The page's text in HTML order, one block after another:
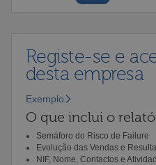
Registe-se e
desta empresa
Exemplo
O que inclui o
Semáforo do Risco de Failure
Evolução das Vendas e
NIF, Nome, Contactos e